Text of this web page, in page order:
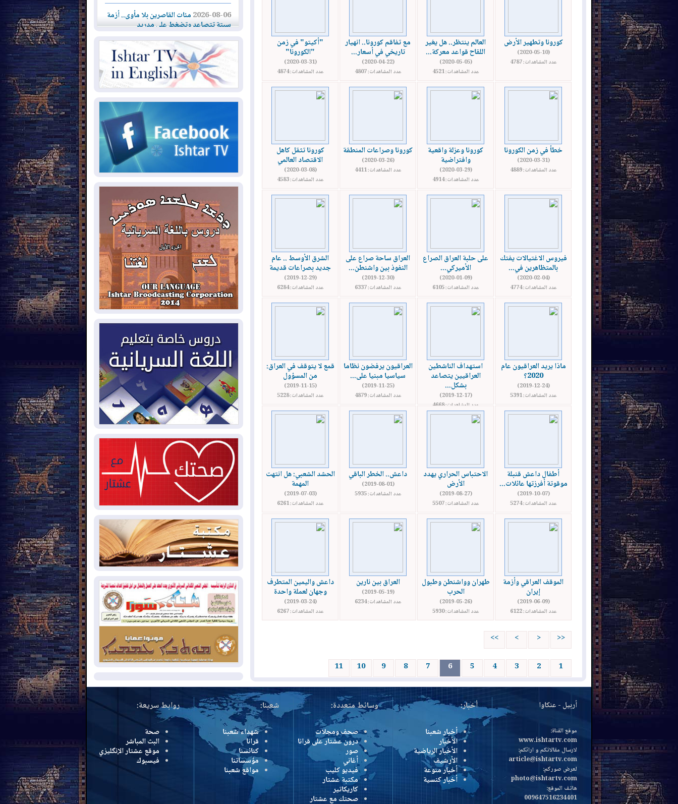
كورونا وتطهير الأرض
(2020-05-10)
عدد المشاهدات: 4787
العالم ينتظر.. هل يغير
اللقاح قواعد معركة...
(2020-05-05)
عدد المشاهدات: 4521
مع تفاقم كورونا.. انهيار
تاريخي في أسعار...
(2020-04-22)
عدد المشاهدات: 4807
"أكيتو" في زمن
"الكورونا"
(2020-03-31)
عدد المشاهدات: 4874
خطأ في زمن الكورونا
(2020-03-31)
عدد المشاهدات: 4889
كورونا وعزلة واقعية
وافتراضية
(2020-03-29)
عدد المشاهدات: 4914
كورونا وصراعات المنطقة
(2020-03-26)
عدد المشاهدات: 4411
كورونا تثقل كاهل
الاقتصاد العالمي
(2020-03-08)
عدد المشاهدات: 4583
فيروس الاغتيالات يفتك
بالمتظاهرين في...
(2020-02-04)
عدد المشاهدات: 4774
على حلبة العراق الصراع
الأميركي...
(2020-01-09)
عدد المشاهدات: 6105
العراق ساحة صراع على
النفوذ بين واشنطن...
(2019-12-30)
عدد المشاهدات: 6337
الشرق الأوسط .. عام
جديد بصراعات قديمة
(2019-12-29)
عدد المشاهدات: 6284
ماذا يريد العراقيون عام
2020؟
(2019-12-24)
عدد المشاهدات: 5391
استهداف الناشطين
العراقيين يتصاعد
بشكل...
(2019-12-17)
عدد المشاهدات: 4668
العراقيون يرفضون نظاما
سياسيا مبنيا على...
(2019-11-25)
عدد المشاهدات: 4879
قمع لا يتوقف في العراق:
من المسؤول
(2019-11-15)
عدد المشاهدات: 5228
أطفال داعش قنبلة
موقوتة أفرزتها عائلات...
(2019-10-07)
عدد المشاهدات: 5274
الاحتباس الحراري يهدد
الأرض
(2019-08-27)
عدد المشاهدات: 5507
داعش.. الخطر الباقي
(2019-08-01)
عدد المشاهدات: 5935
الحشد الشعبي: هل انتهت
المهمة
(2019-07-03)
عدد المشاهدات: 6261
الموقف العراقي وأزمة
إيران
(2019-06-09)
عدد المشاهدات: 6122
طهران وواشنطن وطبول
الحرب
(2019-05-26)
عدد المشاهدات: 5930
العراق بين نارين
(2019-05-19)
عدد المشاهدات: 6234
داعش واليمين المتطرف
وجهان لعملة واحدة
(2019-03-24)
عدد المشاهدات: 6267
<<
<
>
>>
1
2
3
4
5
6
7
8
9
10
11
2026-08-06مئات القاصرين بلا مأوى.. أزمة
سبتة تتصاعد وتضغط على مدريد
2026-08-05
لمدة عام.. بدء توريد 100
مليون قدم مكعب يومياً من غاز كورمور في
إقليم كوردستان إلى وزارة الكهرباء العراقية
ملامح أخطر التحديات التي تواجه العراق
2026-08-05
حرائق فرنسا.. توقيف 402
شخص بينهم 156 قاصرا منذ بداية موسم
الحرائق
2026-08-04سومو: إنتاج النفط في إقليم
كوردستان انخفض إلى أقل من 10%
2026-08-04ملفات حقبة الكاظمي تعود إلى
الواجهة.. أنباء عن مراجعات قضائية
وتحقيقات أوسع في قضايا فساد
2026-08-04
بيترو يشكو تزوير الانتخابات
الرئاسية ويحذر من "حرب أهلية" في
كولومبيا
2026-08-03رئيس إقليم كوردستان في
2026-08-03العراق يؤكد مجدداً التزامه
بمنع الهجمات على الدول المجاورة
2026-08-03العجز والاقتراض يطوقان
المالية العراقية.. اقتراض يتجاوز 3 تريليونات
دينار!
2026-08-03كوبا تغرق في الظلام مجددا
2026-08-03
أوامر بإجلاء 60 ألف شخص
بسبب الحرائق في ولاية واشنطن
2026-08-02
مشروع "حسابي" يُمهل
الموظفين حتى نهاية أغسطس لاستلام
بطاقاتهم المصرفية
2026-08-02دمشق وعمّان تحذران بغداد:
أي هجوم من أراضي العراق سيواجه برد
2026-08-02ترامب: الولايات المتحدة
وإسرائيل تعلقان شن ضربات على إيران
2026-08-01تقرير: الولايات المتحدة تسحب
منظومة باتريوت الدفاعية من أربيل
2026-08-01
النفط: اتفاقية ثلاثية لاستئناف
التصدير عبر جيهان بطاقة 750 ألف برميل
يومياً
المزيد
أربيل - عنكاوا
موقع القناة:
www.ishtartv.com
لارسال مقالاتكم و ارائكم:
article@ishtartv.com
لعرض صوركم:
photo@ishtartv.com
هاتف الموقع:
009647516234401
أخبار:
أخبار شعبنا
الأخبار
الأخبار الرياضية
الأرشيف
أخبار منوعة
أخبار كنسية
وسائط متعددة:
صحف ومجلات
درون عشتار على قرانا
صور
أغاني
فيديو كليب
مكتبة عشتار
كاريكاتير
صحتك مع عشتار
شعبنا:
شهداء شعبنا
قرانا
كنائسنا
مؤسساتنا
مواقع شعبنا
روابط سريعة:
صحة
البث المباشر
موقع عشتار الإنگليزي
فيسبوك